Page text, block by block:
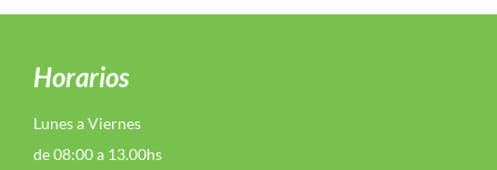
Horarios
Lunes a Viernes
de 08:00 a 13.00hs